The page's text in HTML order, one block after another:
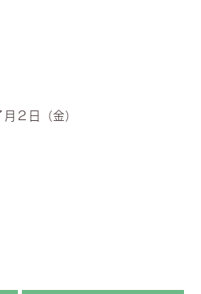
２日（金）